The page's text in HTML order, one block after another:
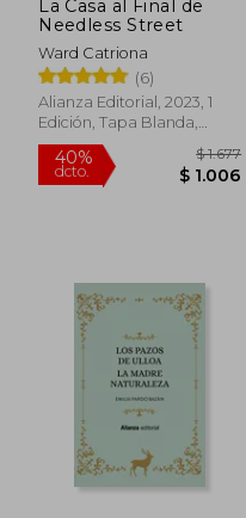
La Casa al Final de
Needless Street
Ward Catriona
(6)
Alianza Editorial, 2023, 1
Edición, Tapa Blanda,
Nuevo